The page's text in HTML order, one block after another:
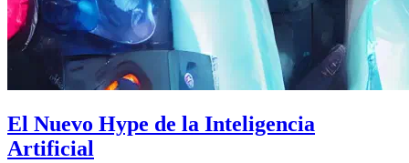
El Nuevo Hype de la Inteligencia
Artificial